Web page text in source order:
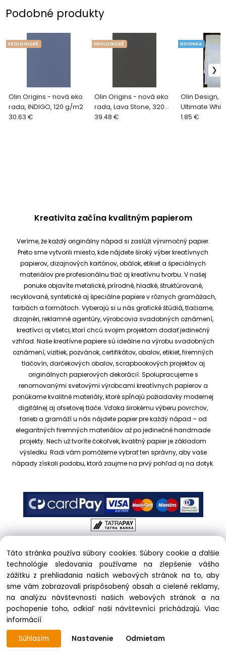
Podobné produkty
Olin Origins - nová eko
rada, INDIGO, 120 g/m2
EKOLOGICKĚ
30.63 €
Olin Origins - nová eko
rada, Lava Stone, 320
g/m2
EKOLOGICKĚ
39.48 €
Olin Design,
Ultimate
g/m2
NOVINKA
1.85 €
Kreativita začína kvalitným papierom
Veríme, že každý originálny nápad si zaslúži výnimočný papier.
Preto sme vytvorili miesto, kde nájdete široký výber kreatívnych
papierov, dizajnových kartónov, obálok, etikiet a špeciálnych
materiálov pre profesionálnu tlač aj kreatívnu tvorbu. V našej
ponuke objavíte metalické, prírodné, hladké, štruktúrované,
recyklované, syntetické aj špeciálne papiere v rôznych gramážach,
farbách a formátoch. Vyberajú si u nás grafické štúdiá, tlačiarne,
dizajnéri, reklamné agentúry, výrobcovia svadobných oznámení,
kreatívci aj všetci, ktorí chcú svojim projektom dodať jedinečný
vzhľad. Naše kreatívne papiere sú ideálne na výrobu svadobných
oznámení, vizitiek, pozvánok, certifikátov, obalov, etikiet, firemných
tlačovín, darčekových obalov, scrapbookových projektov aj
originálnych papierových dekorácií. Spolupracujeme s
renomovanými svetovými výrobcami kreatívnych papierov a
ponúkame kvalitné materiály, ktoré spĺňajú požiadavky modernej
digitálnej aj ofsetovej tlače. Vďaka širokému výberu povrchov,
farieb a gramáží u nás nájdete papier pre každý nápad – od
elegantných firemných materiálov až po jedinečné handmade
projekty. Nech už tvoríte čokoľvek, kvalitný papier je základom
výsledku. Radi vám pomôžeme vybrať ten správny, aby vaše
nápady získali podobu, ktorá zaujme na prvý pohľad aj na dotyk.
Copyright © 2017 kreativnypapier.sk, All rights reserved |
hajekova@kreativnypapier.sk| Beckovská 38/A, 831 04
Bratislava
Odstúpenie od zmluvy:
+421 903 439 333
Táto stránka používa súbory cookies. Súbory cookie a ďalšie
technológie sledovania používame na zlepšenie vášho
zážitku z prehliadania našich webových stránok na to, aby
sme vám zobrazovali prispôsobený obsah a cielené reklamy,
na analýzu návštevnosti našich webových stránok a na
pochopenie toho, odkiaľ naši návštevníci prichádzajú.Viac
informácií
Súhlasím
Nastavenie Odmietam